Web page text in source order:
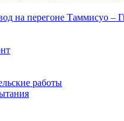
на перегоне Таммисуо –
работы